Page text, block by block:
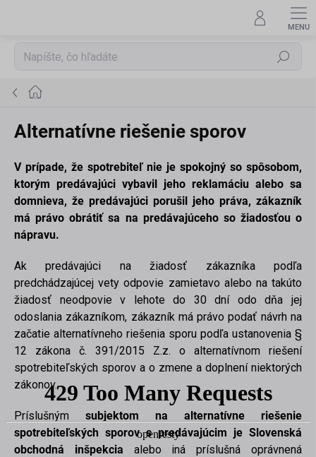
Hľadať
Domov
Alternatívne riešenie sporov
V prípade, že spotrebiteľ nie je spokojný so spôsobom,
ktorým predávajúci vybavil jeho reklamáciu alebo sa
domnieva, že predávajúci porušil jeho práva, zákazník
má právo obrátiť sa na predávajúceho so žiadosťou o
nápravu.
Ak predávajúci na žiadosť zákazníka podľa
predchádzajúcej vety odpovie zamietavo alebo na takúto
žiadosť neodpovie v lehote do 30 dní odo dňa jej
odoslania zákazníkom, zákazník má právo podať návrh na
začatie alternatívneho riešenia sporu podľa ustanovenia §
12 zákona č. 391/2015 Z.z. o alternatívnom riešení
spotrebiteľských sporov a o zmene a doplnení niektorých
zákonov.
Príslušným subjektom na alternatívne riešenie
spotrebiteľských sporov s predávajúcim je Slovenská
obchodná inšpekcia alebo iná príslušná oprávnená